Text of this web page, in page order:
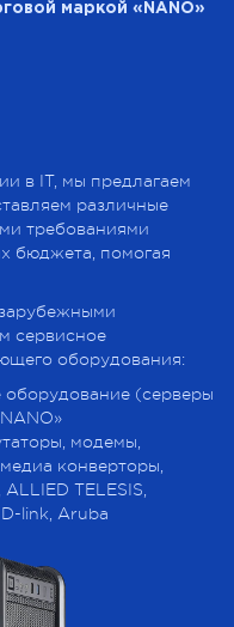
маркой «NANO»
в IT, мы предлагаем
различные
требованиями
бюджета, помогая
сервисное
оборудования:
(серверы
модемы,
конверторы,
TELESIS,
link, Aruba